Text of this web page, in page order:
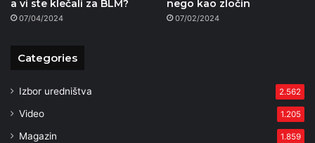
a vi ste klečali za BLM?
07/04/2024
nego kao zločin
07/02/2024
Categories
Izbor uredništva 2.562
Video 1.205
Magazin 1.859